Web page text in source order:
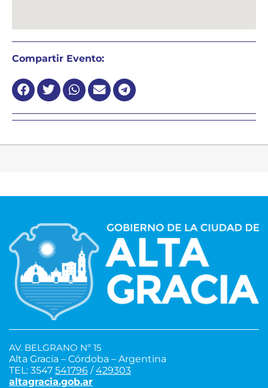
Compartir Evento:
AV. BELGRANO Nº 15
Alta Gracia – Córdoba – Argentina
TEL: 3547 541796 /429303
altagracia.gob.ar